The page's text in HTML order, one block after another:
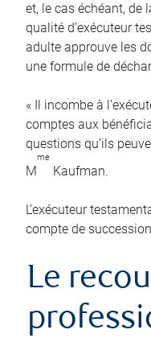
et, le cas échéant, de
qualité d’exécuteur
adulte approuve les
une formule de
« Il incombe à
comptes aux
questions qu’ils
M
me
Kaufman.
L’exécuteur
compte de
Le